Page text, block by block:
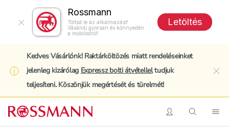
Rossmann
Töltsd le az alkalmazást!
Vásárolj gyorsan és könnyedén
a mobilodról!
Letöltés
Kedves Vásárlónk! Raktárköltözés miatt rendeléseinket
jelenleg kizárólag Expressz bolti átvételleltudjuk
teljesíteni. Köszönjük megértését és türelmét!
BelépésKeresés
Keresés